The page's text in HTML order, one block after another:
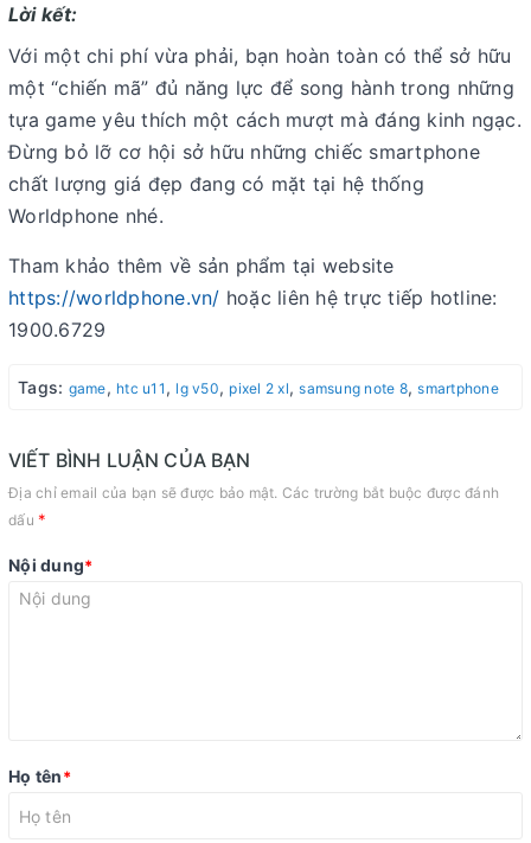
Lời kết:
Với một chi phí vừa phải, bạn hoàn toàn có thể sở hữu
một “chiến mã” đủ năng lực để song hành trong những
tựa game yêu thích một cách mượt mà đáng kinh ngạc.
Đừng bỏ lỡ cơ hội sở hữu những chiếc smartphone
chất lượng giá đẹp đang có mặt tại hệ thống
Worldphone nhé.
Tham khảo thêm về sản phẩm tại website
https://worldphone.vn/ hoặc liên hệ trực tiếp hotline:
1900.6729
Tags: game, htc u11 , lg v50, pixel 2 xl,samsung note 8,smartphone
VIẾT BÌNH LUẬN CỦA BẠN
Địa chỉ email của bạn sẽ được bảo mật. Các trường bắt buộc được đánh
dấu *
Nội dung*
Họ tên*